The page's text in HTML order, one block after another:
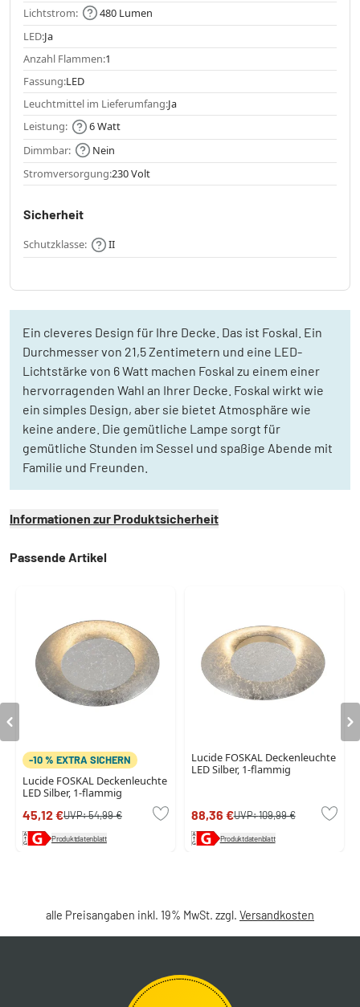
Lichtstrom:
480 Lumen
LED:Ja
Anzahl Flammen:1
Fassung:LED
Leuchtmittel im Lieferumfang:Ja
Leistung:
6 Watt
Dimmbar:
Nein
Stromversorgung:230 Volt
Sicherheit
Schutzklasse: II
Ein cleveres Design für Ihre Decke. Das ist Foskal. Ein
Durchmesser von 21,5 Zentimetern und eine LED-
Lichtstärke von 6 Watt machen Foskal zu einem einer
hervorragenden Wahl an Ihrer Decke. Foskal wirkt wie
ein simples Design, aber sie bietet Atmosphäre wie
keine andere. Die gemütliche Lampe sorgt für
gemütliche Stunden im Sessel und spaßige Abende mit
Familie und Freunden.
Informationen zur Produktsicherheit
Passende Artikel
-10 % EXTRA SICHERN
Lucide FOSKAL Deckenleuchte
LED Silber, 1-flammig
45,12 €UVP:54,99 €
Produktdatenblatt
Lucide FOSKAL Deckenleuchte
LED Silber, 1-flammig
88,36 €UVP:109,99 €
Produktdatenblatt
alle Preisangaben inkl. 19% MwSt. zzgl. Versandkosten